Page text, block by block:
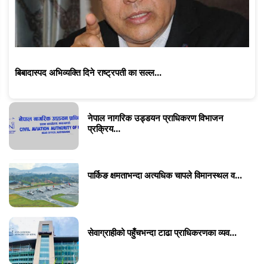
बिबादास्पद अभिव्यक्ति दिने राष्ट्रपती का सल्ल...
नेपाल नागरिक उड्डयन प्राधिकरण विभाजन
प्रक्रिय...
पार्किङ क्षमताभन्दा अत्यधिक चापले विमानस्थल व...
सेवाग्राहीको पहुँचभन्दा टाढा प्राधिकरणका व्यव...